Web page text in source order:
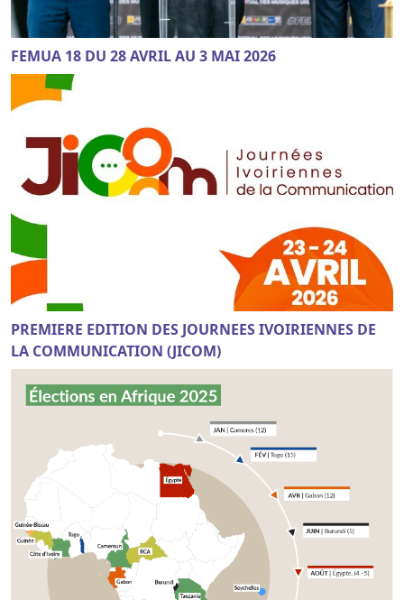
FEMUA 18 DU 28 AVRIL AU 3 MAI 2026
PREMIERE EDITION DES JOURNEES IVOIRIENNES DE
LA COMMUNICATION (JICOM)